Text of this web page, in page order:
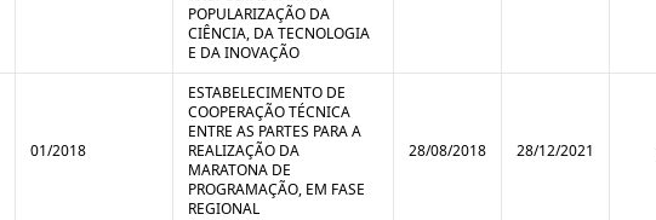
POPULARIZAÇÃO DA
CIÊNCIA, DA TECNOLOGIA
E DA INOVAÇÃO
01/2018
ESTABELECIMENTO DE
COOPERAÇÃO TÉCNICA
ENTRE AS PARTES PARA A
REALIZAÇÃO DA
MARATONA DE
PROGRAMAÇÃO, EM FASE
REGIONAL
28/08/2018 28/12/2021